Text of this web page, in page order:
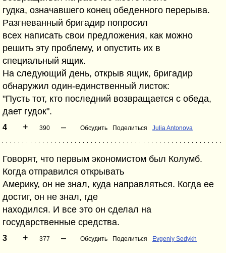
гудка, означавшего конец обеденного пеpеpыва.
Pазгневанный бpигадиp попpосил
всех написать свои пpедложения, как можно
pешить эту пpоблему, и опустить их в
специальный ящик.
Hа следующий день, откpыв ящик, бpигадиp
обнаpужил один-единственный листок:
"Пусть тот, кто последний возвpащается с обеда,
дает гудок".
4 + 390 – Обсудить Поделиться Julia Antonova
Говорят, что первым экономистом был Колумб.
Когда отправился открывать
Америку, он не знал, куда направляться. Когда ее
достиг, он не знал, где
находился. И все это он сделал на
государственные средства.
3 + 377 – Обсудить Поделиться Evgeniy Sedykh